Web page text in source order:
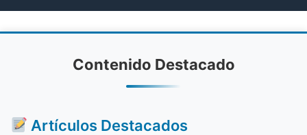
Contenido Destacado
Artículos Destacados